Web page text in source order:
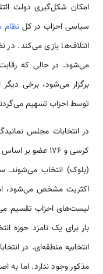
امکان شکل‌گیری دولت
سیاسی احزاب در کل
ائتلاف‌ها بازی می‌کند. در
می‌شود. در حالی که
برگزار می‌شود، برخی
توسط احزاب تسهیم
در انتخابات مجلس
(بلوک) انتخاب می‌شوند.
اکثریت مشخص می‌شود،
لیست‌های احزاب تقسیم
بار برای یک نامزد حوزه
انتخابیه منطقه‌ای. در
مذکور وجود ندارد. اما به